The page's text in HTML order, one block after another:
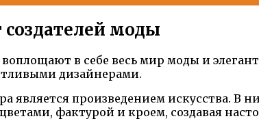
создателей моды
в себе весь мир моды и
дизайнерами.
является произведением искусства.
фактурой и кроем, создавая